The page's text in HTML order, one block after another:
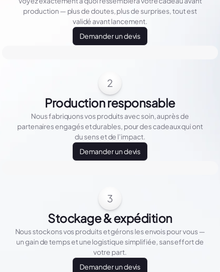
production — plus de doutes, plus de surprises, tout est
validé avant lancement.
Demander un devis
2
Production responsable
Nous fabriquons vos produits avec soin, auprès de
partenaires engagés et durables, pour des cadeaux qui ont
du sens et de l’impact.
Demander un devis
3
Stockage & expédition
Nous stockons vos produits et gérons les envois pour vous —
un gain de temps et une logistique simplifiée, sans effort de
votre part.
Demander un devis